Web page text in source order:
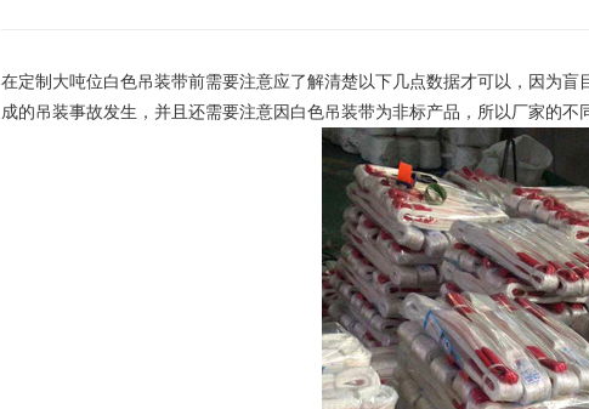
在定制 大吨位白色吊装带前需要注意应了解清楚以下几点数据才可以，因为
成的吊装事故发生，并且还需要注意因白色吊装带为非标产品，所以厂家的不